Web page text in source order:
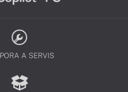
A SERVIS